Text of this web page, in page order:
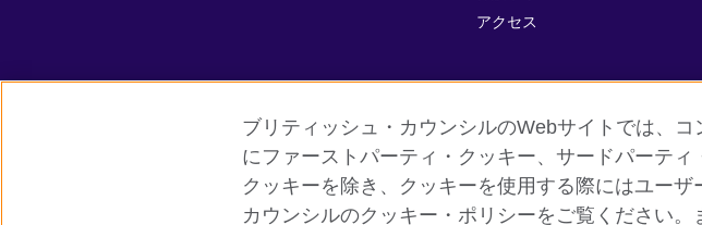
アクセス
グローバルサイト ご利用に際して 個人情報保護 クッキー
ブリティッシュ・カウンシルのWebサイトでは、
にファーストパーティ・クッキー、サードパーテ
クッキーを除き、クッキーを使用する際にはユー
カウンシルのクッキー・ポリシーをご覧ください